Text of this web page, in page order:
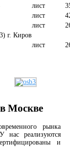
лист
лист
лист
г. Киров
лист
Москве
рынка
нас реализуются
и